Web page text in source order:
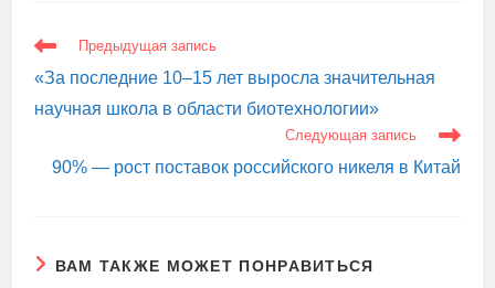
ЕЩЕ
СТАТЬИ
Предыдущая запись
«За последние 10–15 лет выросла значительная
научная школа в области биотехнологии»
Следующая запись
90% — рост поставок российского никеля в Китай
ВАМ ТАКЖЕ МОЖЕТ ПОНРАВИТЬСЯ